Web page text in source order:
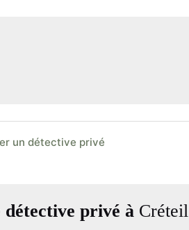
un détective privé
détective privé à Créteil